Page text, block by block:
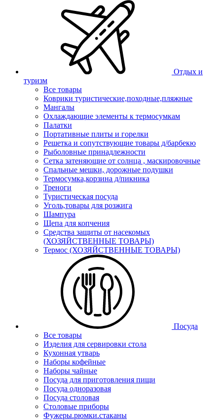
Отдых и
туризм
Все товары
Коврики туристические,походные,пляжные
Мангалы
Охлаждающие элементы к термосумкам
Палатки
Портативные плиты и горелки
Решетка и сопутствующие товары д/барбекю
Рыболовные принадлежности
Сетка затеняющие от солнца , маскировочные
Спальные мешки, дорожные подушки
Термосумка,корзина д/пикника
Треноги
Туристическая посуда
Уголь,товары для розжига
Шампура
Щепа для копчения
Средства защиты от насекомых
(ХОЗЯЙСТВЕННЫЕ ТОВАРЫ)
Термос (ХОЗЯЙСТВЕННЫЕ ТОВАРЫ)
Посуда
Все товары
Изделия для сервировки стола
Кухонная утварь
Наборы кофейные
Наборы чайные
Посуда для приготовления пищи
Посуда одноразовая
Посуда столовая
Столовые приборы
Фужеры.рюмки.стаканы